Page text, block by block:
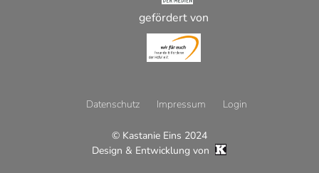
gefördert von
Datenschutz Impressum Login
© Kastanie Eins 2024
Design & Entwicklung von